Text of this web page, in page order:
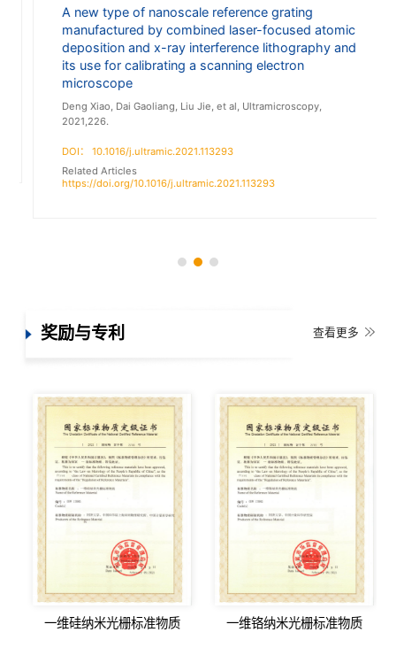
A new type of nanoscale reference grating
manufactured by combined laser-focused atomic
deposition and x-ray interference lithography and
its use for calibrating a scanning electron
microscope
Deng Xiao, Dai Gaoliang, Liu Jie, et al, Ultramicroscopy,
2021,226.
DOI： 10.1016/j.ultramic.2021.113293
Related Articles
https://doi.org/10.1016/j.ultramic.2021.113293
奖励与专利 查看更多
一维硅纳米光栅标准物质 一维铬纳米光栅标准物质